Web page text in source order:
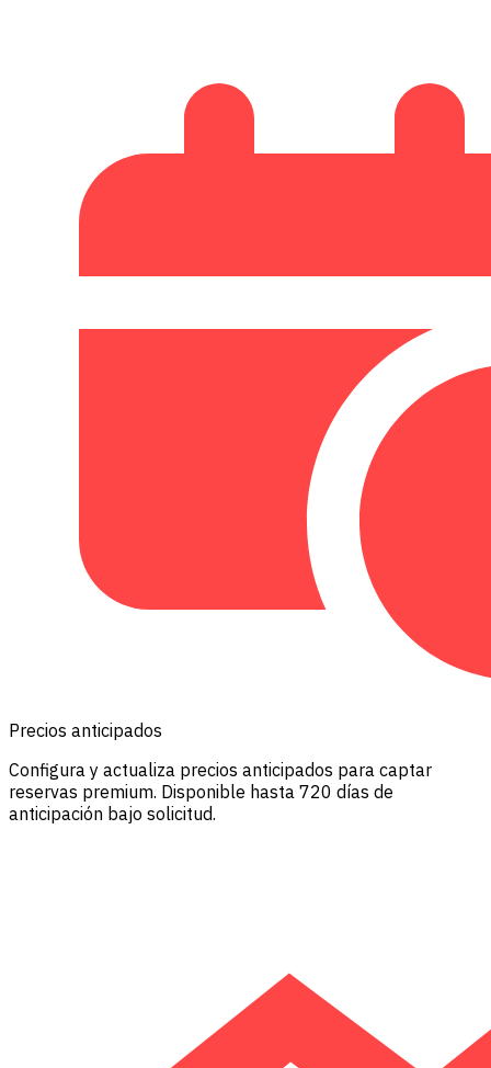
Precios anticipados
Configura y actualiza precios anticipados para captar
reservas premium. Disponible hasta 720 días de
anticipación bajo solicitud.